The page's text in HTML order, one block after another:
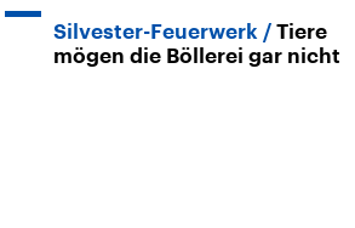
Silvester-Feuerwerk
Tiere
mögen die Böllerei gar nicht